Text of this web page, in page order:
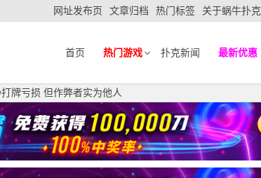
网址发布页 文章归档 热门标签 关于蜗牛扑克
首页 热门游戏 扑克新闻 最新优惠
牌亏损 但作弊者实为他人